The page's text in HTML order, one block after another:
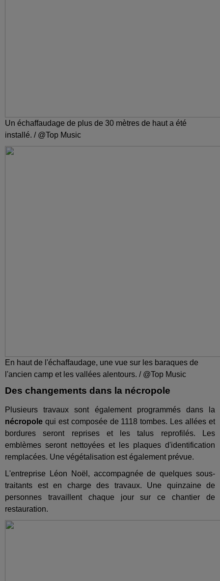
Un échaffaudage de plus de 30 mètres de haut a été
installé. / @Top Music
En haut de l'échaffaudage, une vue sur les baraques de
l'ancien camp et les vallées alentours. / @Top Music
Des changements dans la nécropole
Plusieurs travaux sont également programmés dans la
nécropole qui est composée de 1118 tombes. Les allées et
bordures seront reprises et les talus reprofilés. Les
emblèmes seront nettoyées et les plaques d'identification
remplacées. Une végétalisation est également prévue.
L'entreprise Léon Noël, accompagnée de quelques sous-
traitants est en charge des travaux. Une quinzaine de
personnes travaillent chaque jour sur ce chantier de
restauration.